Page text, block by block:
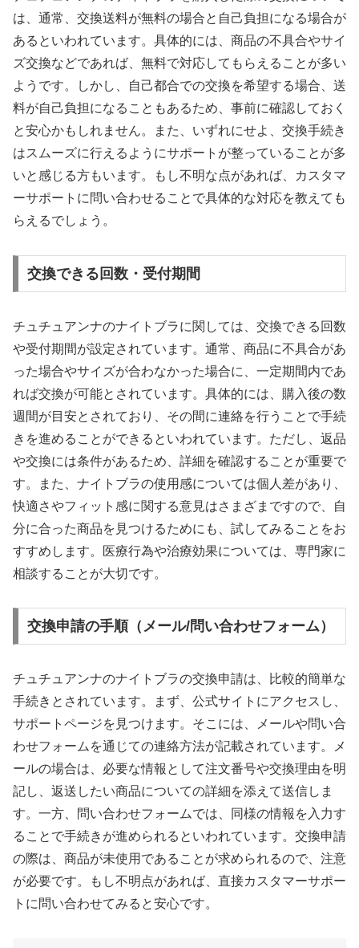
は、通常、交換送料が無料の場合と自己負担になる場合が
あるといわれています。具体的には、商品の不具合やサイ
ズ交換などであれば、無料で対応してもらえることが多い
ようです。しかし、自己都合での交換を希望する場合、送
料が自己負担になることもあるため、事前に確認しておく
と安心かもしれません。また、いずれにせよ、交換手続き
はスムーズに行えるようにサポートが整っていることが多
いと感じる方もいます。もし不明な点があれば、カスタマ
ーサポートに問い合わせることで具体的な対応を教えても
らえるでしょう。
交換できる回数・受付期間
チュチュアンナのナイトブラに関しては、交換できる回数
や受付期間が設定されています。通常、商品に不具合があ
った場合やサイズが合わなかった場合に、一定期間内であ
れば交換が可能とされています。具体的には、購入後の数
週間が目安とされており、その間に連絡を行うことで手続
きを進めることができるといわれています。ただし、返品
や交換には条件があるため、詳細を確認することが重要で
す。また、ナイトブラの使用感については個人差があり、
快適さやフィット感に関する意見はさまざまですので、自
分に合った商品を見つけるためにも、試してみることをお
すすめします。医療行為や治療効果については、専門家に
相談することが大切です。
交換申請の手順（メール/問い合わせフォーム）
チュチュアンナのナイトブラの交換申請は、比較的簡単な
手続きとされています。まず、公式サイトにアクセスし、
サポートページを見つけます。そこには、メールや問い合
わせフォームを通じての連絡方法が記載されています。メ
ールの場合は、必要な情報として注文番号や交換理由を明
記し、返送したい商品についての詳細を添えて送信しま
す。一方、問い合わせフォームでは、同様の情報を入力す
ることで手続きが進められるといわれています。交換申請
の際は、商品が未使用であることが求められるので、注意
が必要です。もし不明点があれば、直接カスタマーサポー
トに問い合わせてみると安心です。